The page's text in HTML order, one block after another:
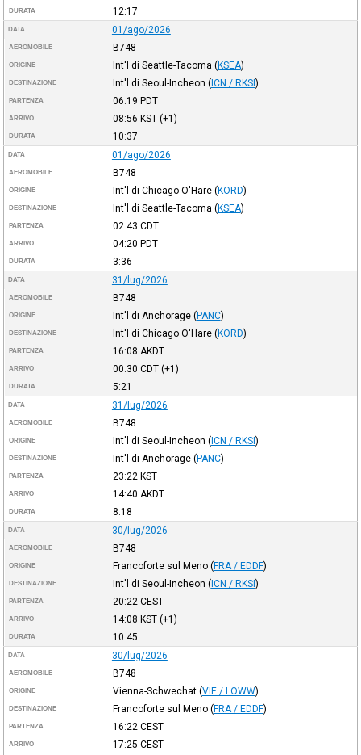
DURATA 12:17
DATA 01/ago/2026
AEROMOBILE B748
ORIGINE Int'l di Seattle-Tacoma (KSEA)
DESTINAZIONE Int'l di Seoul-Incheon (ICN / RKSI)
PARTENZA 06:19 PDT
ARRIVO 08:56 KST(+1)
DURATA 10:37
DATA 01/ago/2026
AEROMOBILE B748
ORIGINE Int'l di Chicago O'Hare (KORD)
DESTINAZIONE Int'l di Seattle-Tacoma (KSEA)
PARTENZA 02:43 CDT
ARRIVO 04:20 PDT
DURATA 3:36
DATA 31/lug/2026
AEROMOBILE B748
ORIGINE Int'l di Anchorage (PANC)
DESTINAZIONE Int'l di Chicago O'Hare (KORD)
PARTENZA 16:08 AKDT
ARRIVO 00:30 CDT(+1)
DURATA 5:21
DATA 31/lug/2026
AEROMOBILE B748
ORIGINE Int'l di Seoul-Incheon (ICN / RKSI)
DESTINAZIONE Int'l di Anchorage (PANC)
PARTENZA 23:22 KST
ARRIVO 14:40 AKDT
DURATA 8:18
DATA 30/lug/2026
AEROMOBILE B748
ORIGINE Francoforte sul Meno (FRA / EDDF)
DESTINAZIONE Int'l di Seoul-Incheon (ICN / RKSI)
PARTENZA 20:22 CEST
ARRIVO 14:08 KST(+1)
DURATA 10:45
DATA 30/lug/2026
AEROMOBILE B748
ORIGINE Vienna-Schwechat (VIE / LOWW)
DESTINAZIONE Francoforte sul Meno (FRA / EDDF)
PARTENZA 16:22 CEST
ARRIVO 17:25 CEST